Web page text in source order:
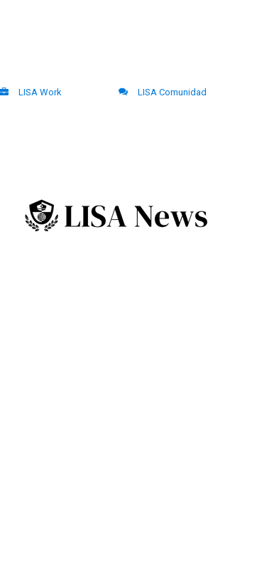
LISA Comunidad
LISA Work